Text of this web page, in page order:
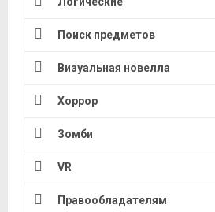
Поиск предметов
Визуальная новелла
Хоррор
Зомби
VR
Правообладателям